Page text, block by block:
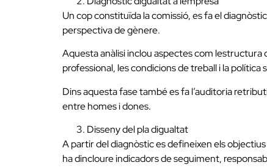
Un cop constituïda la comissió, es fa el
perspectiva de gènere.
Aquesta anàlisi inclou aspectes com lestructura
professional, les condicions de treball i la política
Dins aquesta fase també es fa l’auditoria
entre homes i dones.
Disseny del pla digualtat
A partir del diagnòstic es defineixen els
ha dincloure indicadors de seguiment,